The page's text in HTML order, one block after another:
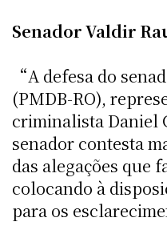
Senador Valdir
“A defesa do
(PMDB-RO),
criminalista Daniel
senador contesta
das alegações que
colocando à
para os